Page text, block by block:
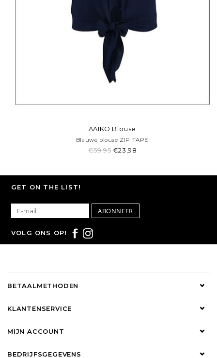
AAIKO Blouse
Blauwe blouse ZIP TAPE
€59,95 €23,98
GET ON THE LIST!
ABONNEER
VOLG ONS OP!
BETAALMETHODEN
KLANTENSERVICE
MIJN ACCOUNT
BEDRIJFSGEGEVENS